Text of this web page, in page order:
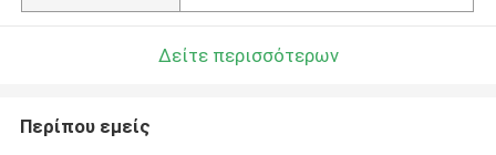
Δείτε περισσότερων
Περίπου εμείς